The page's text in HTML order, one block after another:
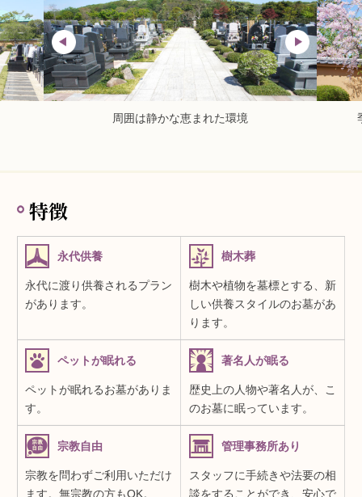
周囲は静かな恵まれた環境
特徴
永代供養
永代に渡り供養されるプラン
があります。
樹木葬
樹木や植物を墓標とする、新
しい供養スタイルのお墓があ
ります。
ペットが眠れる
ペットが眠れるお墓がありま
す。
著名人が眠る
歴史上の人物や著名人が、こ
のお墓に眠っています。
宗教自由
宗教を問わずご利用いただけ
ます。無宗教の方もOK。
管理事務所あり
スタッフに手続きや法要の相
談をすることができ、安心で